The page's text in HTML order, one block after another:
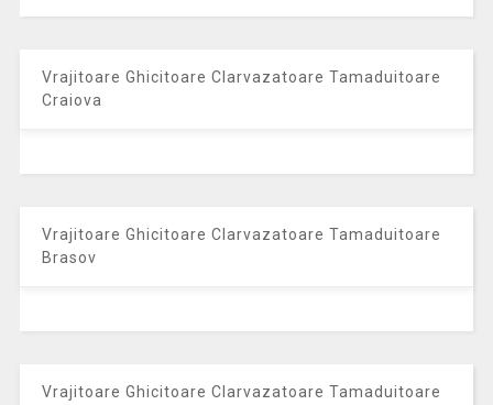
Vrajitoare Ghicitoare Clarvazatoare Tamaduitoare
Craiova
Vrajitoare Ghicitoare Clarvazatoare Tamaduitoare
Brasov
Vrajitoare Ghicitoare Clarvazatoare Tamaduitoare